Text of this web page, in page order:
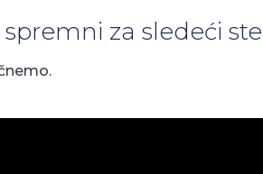
spremni za sledeći